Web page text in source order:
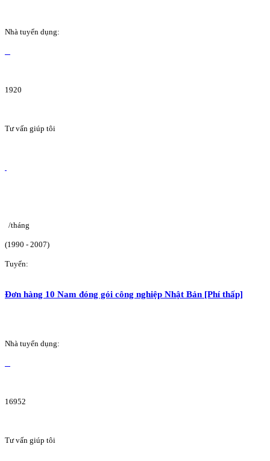
Nhà tuyển dụng:
1920
Tư vấn giúp tôi
/tháng
(1990 - 2007)
Tuyển:
Đơn hàng 10 Nam đóng gói công nghiệp Nhật Bản [Phí thấp]
Nhà tuyển dụng:
16952
Tư vấn giúp tôi